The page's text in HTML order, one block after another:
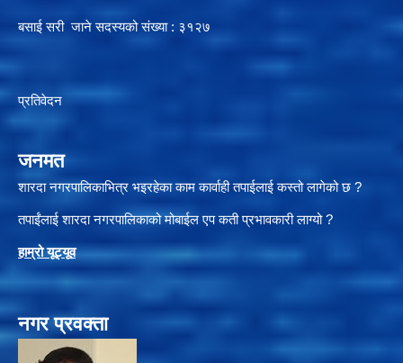
बसाई सरी जाने सदस्यको संख्या : ३१२७
प्रतिवेदन
जनमत
शारदा नगरपालिकाभित्र भइरहेका काम कार्वाही तपाईलाई कस्तो लागेको छ ?
तपाईंलाई शारदा नगरपालिकाको मोबाईल एप कती प्रभावकारी लाग्यो ?
हाम्रो यूट्यूव
नगर प्रवक्ता